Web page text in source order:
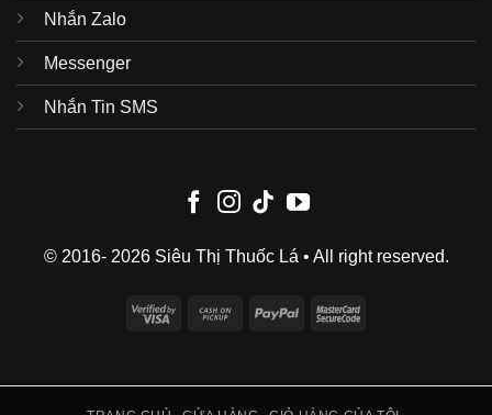
Nhắn Zalo
Messenger
Nhắn Tin SMS
Visa
Cash
PayPal MasterCard
© 2016- 2026 Siêu Thị Thuốc Lá • All right reserved.